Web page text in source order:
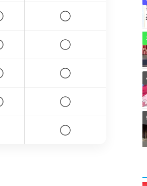
◯
◯
◯
◯
◯